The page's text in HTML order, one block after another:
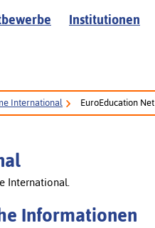
Institutionen
International EuroEducation Net
International.
Informationen